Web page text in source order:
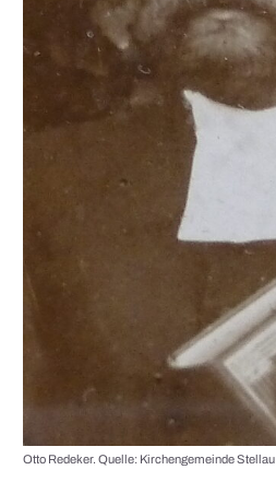
Otto Redeker. Quelle: Kirchengemeinde Stellau